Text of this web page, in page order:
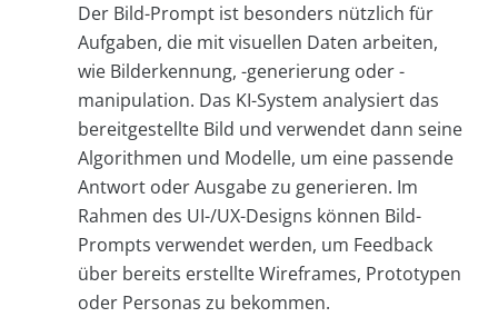
Der Bild-Prompt ist besonders nützlich für
Aufgaben, die mit visuellen Daten arbeiten,
wie Bilderkennung, -generierung oder -
manipulation. Das KI-System analysiert das
bereitgestellte Bild und verwendet dann seine
Algorithmen und Modelle, um eine passende
Antwort oder Ausgabe zu generieren. Im
Rahmen des UI-/UX-Designs können Bild-
Prompts verwendet werden, um Feedback
über bereits erstellte Wireframes, Prototypen
oder Personas zu bekommen.